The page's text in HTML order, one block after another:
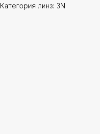
Категория линз: 3N